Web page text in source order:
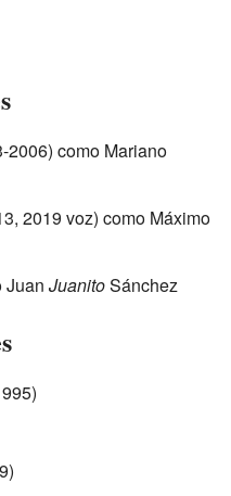
2006) como Mariano
2019 voz) como Máximo
Juan JuanitoSánchez